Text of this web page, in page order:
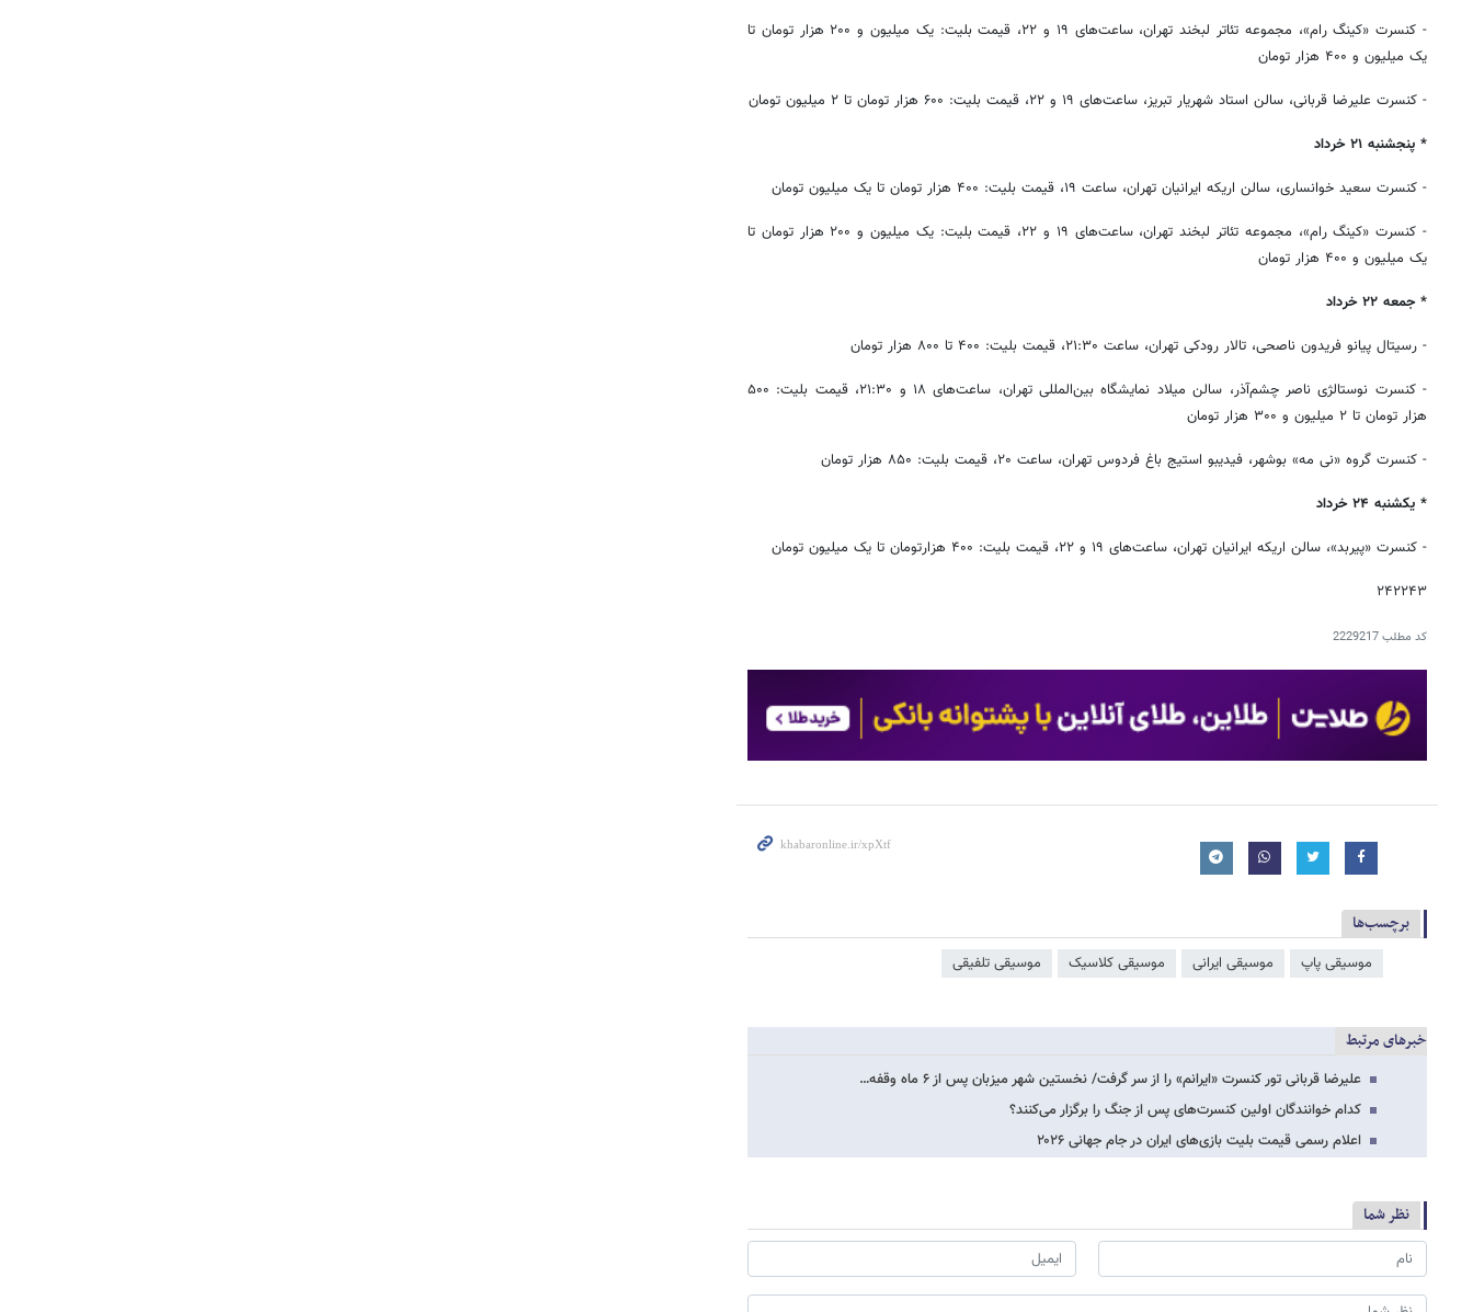
- کنسرت «کینگ رام»، مجموعه تئاتر لبخند تهران، ساعت‌های ۱۹ و ۲۲، قیمت بلیت: یک میلیون و ۲۰۰ هزار تومان تا
یک میلیون و ۴۰۰ هزار تومان
- کنسرت علیرضا قربانی، سالن استاد شهریار تبریز، ساعت‌های ۱۹ و ۲۲، قیمت بلیت: ۶۰۰ هزار تومان تا ۲ میلیون تومان
* پنجشنبه ۲۱ خرداد
- کنسرت سعید خوانساری، سالن اریکه ایرانیان تهران، ساعت ۱۹، قیمت بلیت: ۴۰۰ هزار تومان تا یک میلیون تومان
- کنسرت «کینگ رام»، مجموعه تئاتر لبخند تهران، ساعت‌های ۱۹ و ۲۲، قیمت بلیت: یک میلیون و ۲۰۰ هزار تومان تا
یک میلیون و ۴۰۰ هزار تومان
* جمعه ۲۲ خرداد
- رسیتال پیانو فریدون ناصحی، تالار رودکی تهران، ساعت ۲۱:۳۰، قیمت بلیت: ۴۰۰ تا ۸۰۰ هزار تومان
- کنسرت نوستالژی ناصر چشم‌آذر، سالن میلاد نمایشگاه بین‌المللی تهران، ساعت‌های ۱۸ و ۲۱:۳۰، قیمت بلیت: ۵۰۰
هزار تومان تا ۲ میلیون و ۳۰۰ هزار تومان
- کنسرت گروه «نی مه» بوشهر، فیدیبو استیج باغ فردوس تهران، ساعت ۲۰، قیمت بلیت: ۸۵۰ هزار تومان
* یکشنبه ۲۴ خرداد
- کنسرت «پیربد»، سالن اریکه ایرانیان تهران، ساعت‌های ۱۹ و ۲۲، قیمت بلیت: ۴۰۰ هزارتومان تا یک میلیون تومان
۲۴۲۲۴۳
کد مطلب2229217
برچسب‌ها
موسیقی پاپ موسیقی ایرانی موسیقی کلاسیک موسیقی تلفیقی
خبرهای مرتبط
علیرضا قربانی تور کنسرت «ایرانم» را از سر گرفت/ نخستین شهر میزبان پس از ۶ ماه وقفه…
کدام خوانندگان اولین کنسرت‌های پس از جنگ را برگزار می‌کنند؟
اعلام رسمی قیمت بلیت بازی‌های ایران در جام جهانی ۲۰۲۶
نظر شما